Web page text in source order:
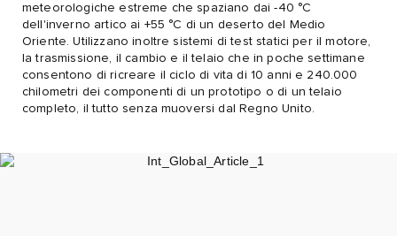
meteorologiche estreme che spaziano dai -40 °C
dell'inverno artico ai +55 °C di un deserto del Medio
Oriente. Utilizzano inoltre sistemi di test statici per il motore,
la trasmissione, il cambio e il telaio che in poche settimane
consentono di ricreare il ciclo di vita di 10 anni e 240.000
chilometri dei componenti di un prototipo o di un telaio
completo, il tutto senza muoversi dal Regno Unito.